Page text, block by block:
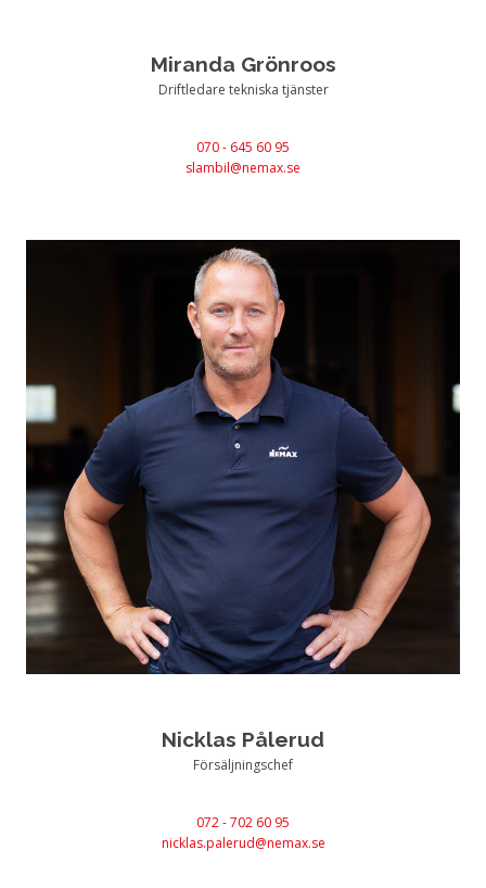
Miranda Grönroos
Driftledare tekniska tjänster
070 - 645 60 95
slambil@nemax.se
Nicklas Pålerud
Försäljningschef
072 - 702 60 95
nicklas.palerud@nemax.se